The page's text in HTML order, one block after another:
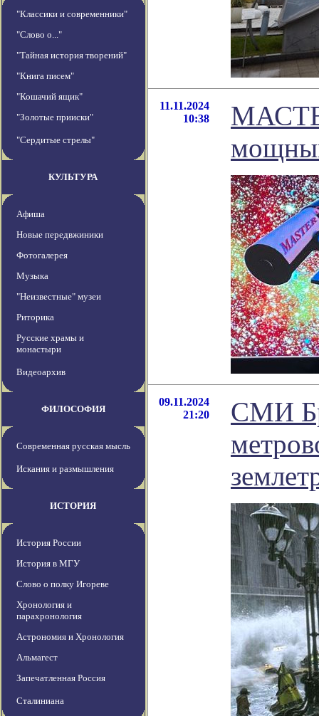
"Классики и современники"
"Слово о..."
"Тайная история творений"
"Книга писем"
"Кошачий ящик"
"Золотые прииски"
"Сердитые стрелы"
КУЛЬТУРА
Афиша
Новые передвжиники
Фотогалерея
Музыка
"Неизвестные" музеи
Риторика
Русские храмы и
монастыри
Видеоархив
ФИЛОСОФИЯ
Современная русская мысль
Искания и размышления
ИСТОРИЯ
История России
История в МГУ
Слово о полку Игореве
Хронология и
парахронология
Астрономия и Хронология
Альмагест
Запечатленная Россия
Сталиниана
11.11.2024
10:38
09.11.2024
21:20
СМИ